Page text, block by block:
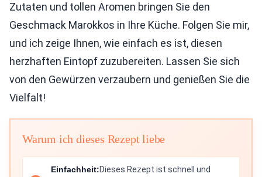
Zutaten und tollen Aromen bringen Sie den
Geschmack Marokkos in Ihre Küche. Folgen Sie mir,
und ich zeige Ihnen, wie einfach es ist, diesen
herzhaften Eintopf zuzubereiten. Lassen Sie sich
von den Gewürzen verzaubern und genießen Sie die
Vielfalt!
Warum ich dieses Rezept liebe
Einfachheit:Dieses Rezept ist schnell und